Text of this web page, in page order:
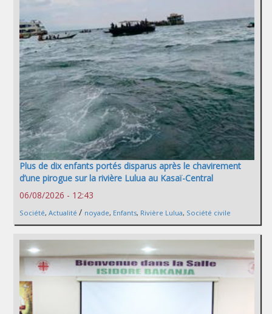
Plus de dix enfants portés disparus après le chavirement
d’une pirogue sur la rivière Lulua au Kasaï-Central
06/08/2026 - 12:43
Société, Actualité / noyade, Enfants, Rivière Lulua, Société civile